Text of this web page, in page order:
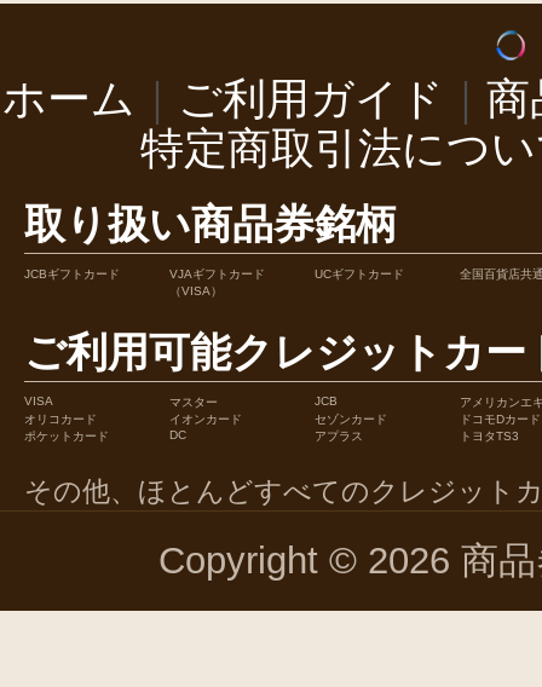
ホーム ご利用ガイド
商
特定商取引法につ
取り扱い商品券銘柄
JCBギフトカード
VJAギフトカード
（VISA）
UCギフトカード 全国百貨店共
ご利用可能クレジットカー
VISA マスター JCB
アメリカンエ
オリコカード
イオンカード セゾンカード
ドコモDカード
ポケットカード
DC アプラス トヨタTS3
その他、ほとんどすべてのクレジット
Copyright © 2026 商